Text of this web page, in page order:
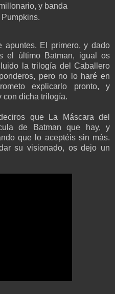
y banda
apuntes. El primero, y dado
el último Batman, igual os
la trilogía del Caballero
pero no lo haré en
explicarlo pronto, y
con dicha trilogía.
que La Máscara del
de Batman que hay, y
que lo aceptéis sin más.
su visionado, os dejo un